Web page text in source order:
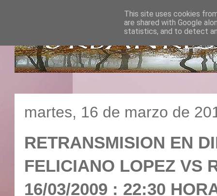
martes, 16 de marzo de
RETRANSMISION EN
FELICIANO LOPEZ VS
16/03/2009 : 22:30
This site uses cookies
are shared with Google
statistics, and to detect